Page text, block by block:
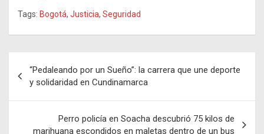
Tags: Bogotá, Justicia, Seguridad
de
entradas
“Pedaleando por un Sueño”: la carrera que une deporte
y solidaridad en Cundinamarca
Perro policía en Soacha descubrió 75 kilos de
marihuana escondidos en maletas dentro de un bus